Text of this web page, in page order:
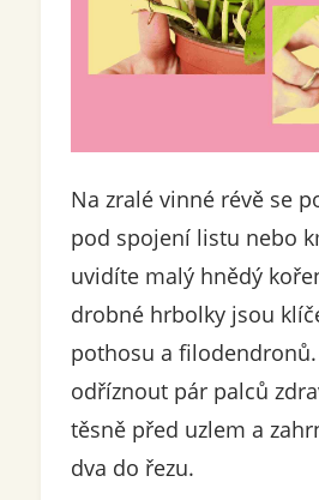
Na zralé vinné révě se
pod spojení listu nebo
uvidíte malý hnědý
drobné hrbolky jsou
pothosu a
odříznout pár palců
těsně před uzlem a
dva do řezu.